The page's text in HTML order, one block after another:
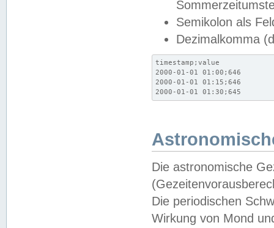
Semikolon als
Dezimalkomma
timestamp;value
2000-01-01 01:00;646
2000-01-01 01:15;646
2000-01-01 01:30;645
Die astronomische
Die periodischen
Wirkung von Mond